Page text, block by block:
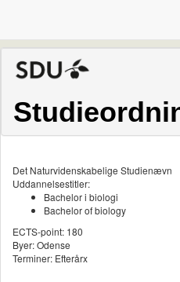
Det Naturvidenskabelige Studienævn
Uddannelsestitler:
Bachelor i biologi
Bachelor of biology
ECTS-point: 180
Byer: Odense
Terminer: Efterårx